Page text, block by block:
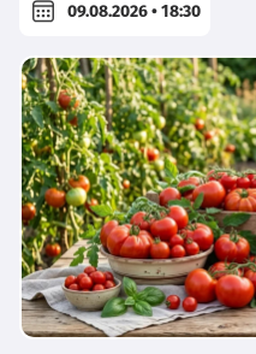
09.08.2026 • 18:30